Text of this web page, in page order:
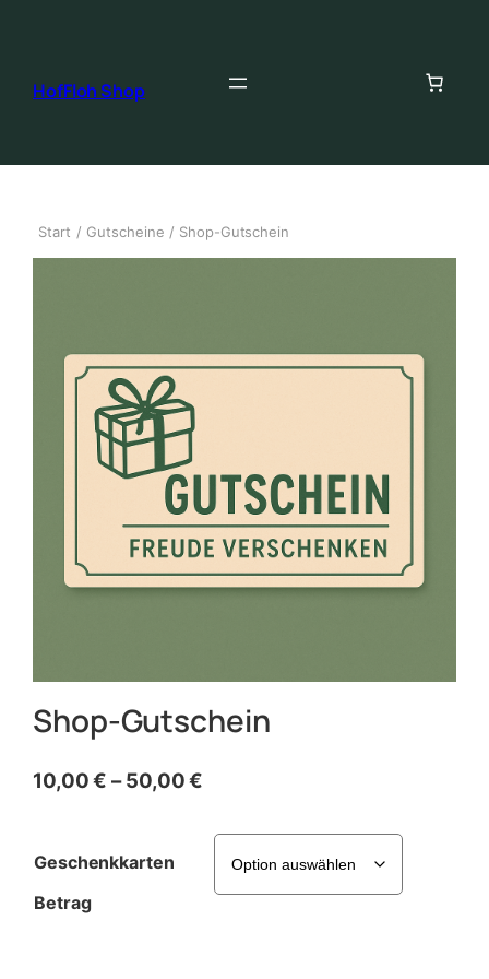
HofFloh Shop
Start / Gutscheine / Shop-Gutschein
Shop-Gutschein
10,00€ –50,00€
Geschenkkarten
Betrag